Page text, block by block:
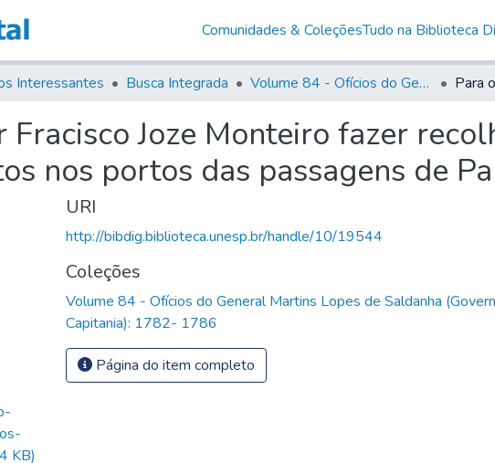
Comunidades & ColeçõesTudo na Biblioteca
Interessantes Busca Integrada Volume 84 - Ofícios do General Martins Lopes de Saldanha (Governador da Capitania): 1782- 1786
Fracisco Joze Monteiro fazer
nos portos das passagens de
KB)
URI
http://bibdig.biblioteca.unesp.br/handle/10/19544
Coleções
Volume 84 - Ofícios do General Martins Lopes de Saldanha
Capitania): 1782- 1786
Página do item completo